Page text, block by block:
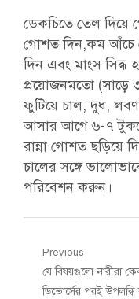
ডেকচিতে তেল দিয়ে
গোশত দিন,কম আঁচে
দিন এবং মাংস সিদ্ধ
প্রয়োজনমতো (সাড়ে
ফুটিয়ে চাল, দুধ,
আসার আগে ৬-৭
রান্না গোশত
চালের সঙ্গে
পরিবেশন করুন।
Post
navigation
Previous
Previous
post:
যে বিষয়গুলো নারীরা
ডিভোর্সের পরই